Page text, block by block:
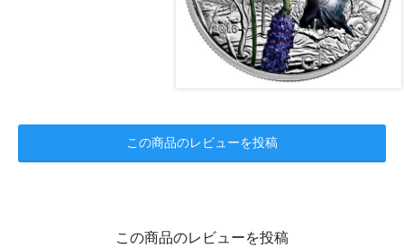
この商品のレビューを投稿
この商品のレビューを投稿